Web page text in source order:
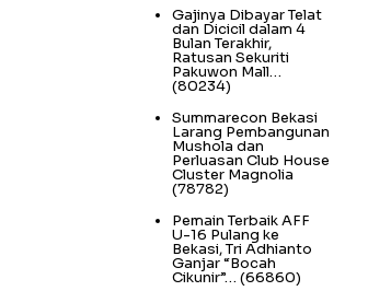
Gajinya Dibayar Telat
dan Dicicil dalam 4
Bulan Terakhir,
Ratusan Sekuriti
Pakuwon Mall…
(80234)
Summarecon Bekasi
Larang Pembangunan
Mushola dan
Perluasan Club House
Cluster Magnolia
(78782)
Pemain Terbaik AFF
U-16 Pulang ke
Bekasi, Tri Adhianto
Ganjar “Bocah
Cikunir”… (66860)